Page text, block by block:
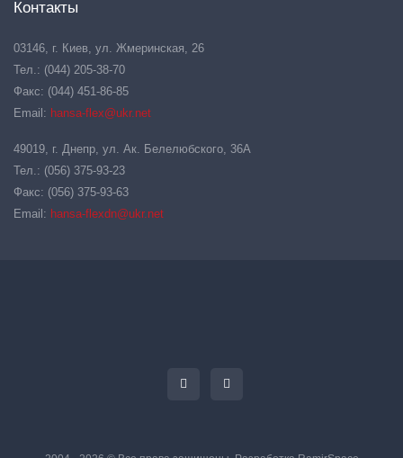
Контакты
03146, г. Киев, ул. Жмеринская, 26
Тел.: (044) 205-38-70
Факс: (044) 451-86-85
Email: hansa-flex@ukr.net
49019, г. Днепр, ул. Ак. Белелюбского, 36А
Тел.: (056) 375-93-23
Факс: (056) 375-93-63
Email: hansa-flexdn@ukr.net